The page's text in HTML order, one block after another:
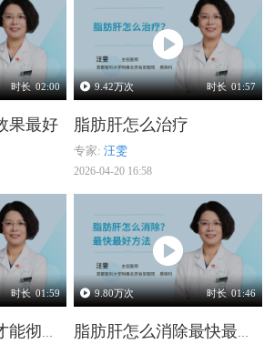
时长 02:00
果最好
9.42万次 时长 01:57
脂肪肝怎么治疗
专家:汪雯
2026-04-20 16:58
时长 01:59
脂肪肝怎样调理才能彻底治愈
9.80万次 时长 01:46
脂肪肝怎么消除最快最好方法